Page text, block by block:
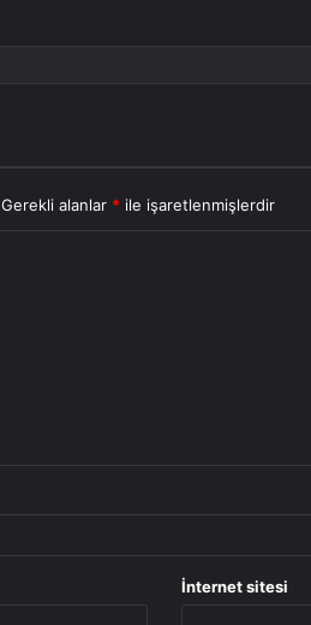
Gerekli alanlar * ile işaretlenmişlerdir
İnternet sitesi